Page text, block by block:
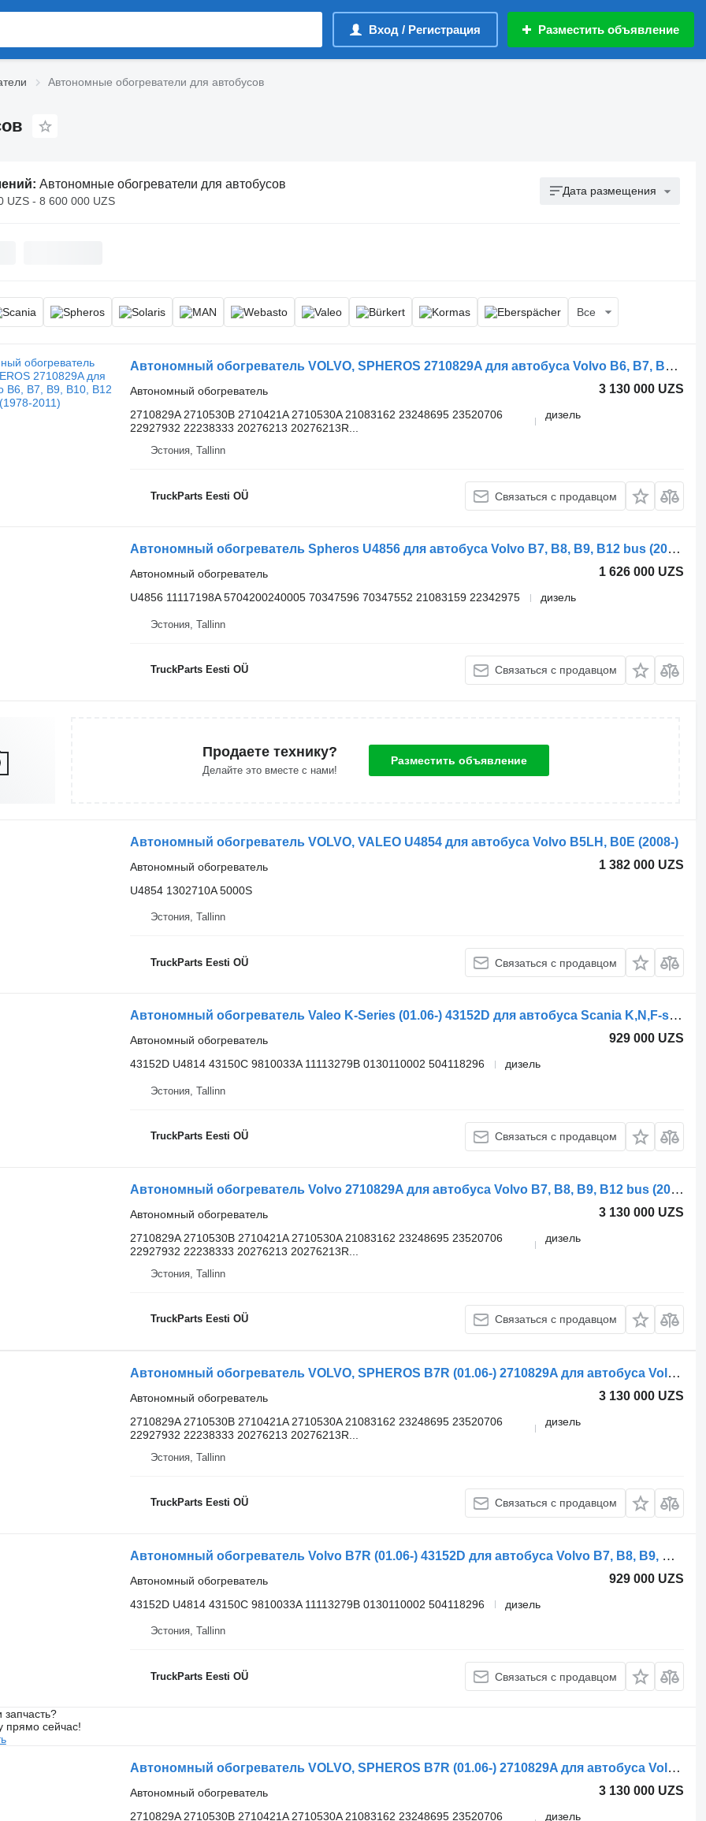
Вход / Регистрация Разместить объявление
Автономные обогреватели для автобусов
Автономные обогреватели для автобусов
UZS - 8 600 000 UZS
Дата размещения
Все
Автономный обогреватель VOLVO, SPHEROS 2710829A для автобуса Volvo B6, B7, B9, B10, B12 bus (1978-2011)
3 130 000 UZS
Автономный обогреватель
2710829A 2710530B 2710421A 2710530A 21083162 23248695 23520706
22927932 22238333 20276213 20276213R...
дизель
Эстония, Tallinn
TruckParts Eesti OÜ Связаться с продавцом
Автономный обогреватель Spheros U4856 для автобуса Volvo B7, B8, B9, B12 bus (2005-)
1 626 000 UZS
Автономный обогреватель
U4856 11117198A 5704200240005 70347596 70347552 21083159 22342975
дизель
Эстония, Tallinn
TruckParts Eesti OÜ Связаться с продавцом
Продаете технику?
Делайте это вместе с нами!
Разместить объявление
Автономный обогреватель VOLVO, VALEO U4854 для автобуса Volvo B5LH, B0E (2008-)
1 382 000 UZS
Автономный обогреватель
U4854 1302710A 5000S
Эстония, Tallinn
TruckParts Eesti OÜ Связаться с продавцом
Автономный обогреватель Valeo K-Series (01.06-) 43152D для автобуса Scania K,N,F-series bus (2006-)
929 000 UZS
Автономный обогреватель
43152D U4814 43150C 9810033A 11113279B 0130110002 504118296
дизель
Эстония, Tallinn
TruckParts Eesti OÜ Связаться с продавцом
Автономный обогреватель Volvo 2710829A для автобуса Volvo B7, B8, B9, B12 bus (2005-)
3 130 000 UZS
Автономный обогреватель
2710829A 2710530B 2710421A 2710530A 21083162 23248695 23520706
22927932 22238333 20276213 20276213R...
дизель
Эстония, Tallinn
TruckParts Eesti OÜ Связаться с продавцом
Автономный обогреватель VOLVO, SPHEROS B7R (01.06-) 2710829A для автобуса Volvo B7, B8, B9, B12 bus (2005-)
3 130 000 UZS
Автономный обогреватель
2710829A 2710530B 2710421A 2710530A 21083162 23248695 23520706
22927932 22238333 20276213 20276213R...
дизель
Эстония, Tallinn
TruckParts Eesti OÜ Связаться с продавцом
Автономный обогреватель Volvo B7R (01.06-) 43152D для автобуса Volvo B7, B8, B9, B12 bus (2005-)
929 000 UZS
Автономный обогреватель
43152D U4814 43150C 9810033A 11113279B 0130110002 504118296
дизель
Эстония, Tallinn
TruckParts Eesti OÜ Связаться с продавцом
прямо сейчас!
Автономный обогреватель VOLVO, SPHEROS B7R (01.06-) 2710829A для автобуса Volvo B7, B8, B9, B12 bus (2005-)
3 130 000 UZS
Автономный обогреватель
2710829A 2710530B 2710421A 2710530A 21083162 23248695 23520706
дизель